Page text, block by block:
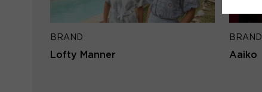
BRAND
Lofty Manner
BRAND
Aaiko